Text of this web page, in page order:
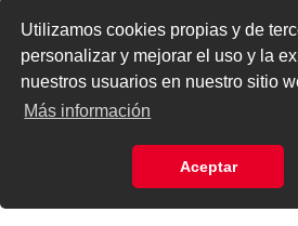
Utilizamos cookies propias y de
personalizar y mejorar el uso y la
nuestros usuarios en nuestro sitio
Más información
Aceptar